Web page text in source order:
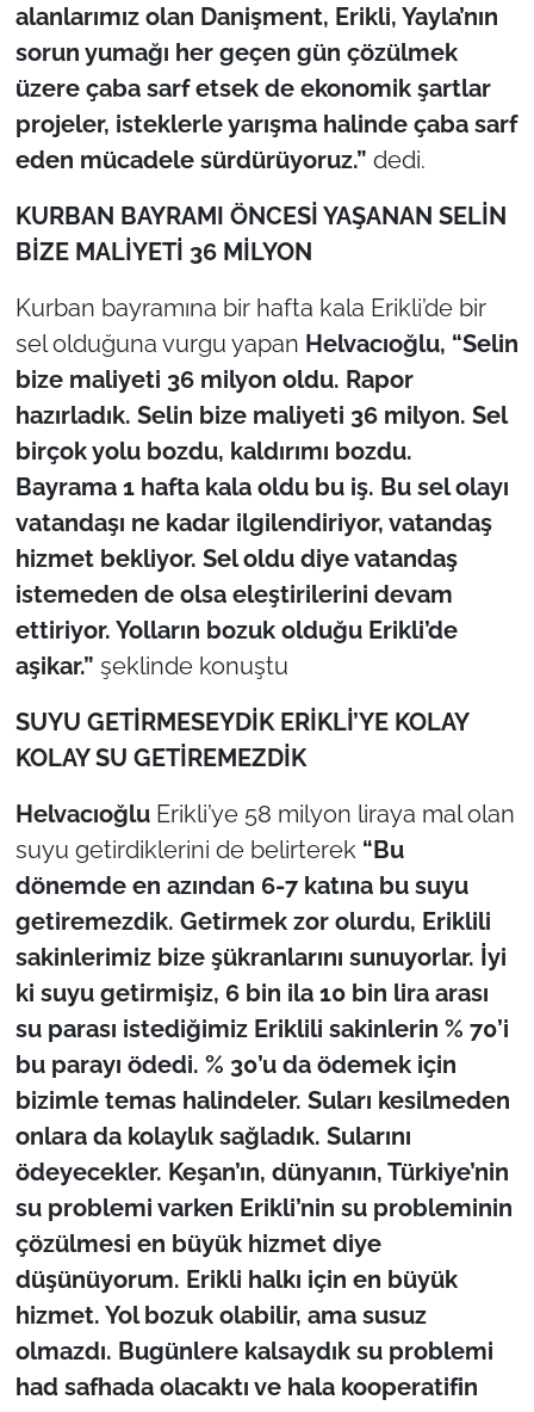
alanlarımız olan Danişment, Erikli, Yayla’nın
sorun yumağı her geçen gün çözülmek
üzere çaba sarf etsek de ekonomik şartlar
projeler, isteklerle yarışma halinde çaba sarf
eden mücadele sürdürüyoruz.” dedi.
KURBAN BAYRAMI ÖNCESİ YAŞANAN SELİN
BİZE MALİYETİ 36 MİLYON
Kurban bayramına bir hafta kala Erikli’de bir
sel olduğuna vurgu yapan Helvacıoğlu, “Selin
bize maliyeti 36 milyon oldu. Rapor
hazırladık. Selin bize maliyeti 36 milyon. Sel
birçok yolu bozdu, kaldırımı bozdu.
Bayrama 1 hafta kala oldu bu iş. Bu sel olayı
vatandaşı ne kadar ilgilendiriyor, vatandaş
hizmet bekliyor. Sel oldu diye vatandaş
istemeden de olsa eleştirilerini devam
ettiriyor. Yolların bozuk olduğu Erikli’de
aşikar.” şeklinde konuştu
SUYU GETİRMESEYDİK ERİKLİ’YE KOLAY
KOLAY SU GETİREMEZDİK
HelvacıoğluErikli’ye 58 milyon liraya mal olan
suyu getirdiklerini de belirterek “Bu
dönemde en azından 6-7 katına bu suyu
getiremezdik. Getirmek zor olurdu, Eriklili
sakinlerimiz bize şükranlarını sunuyorlar. İyi
ki suyu getirmişiz, 6 bin ila 10 bin lira arası
su parası istediğimiz Eriklili sakinlerin % 70’i
bu parayı ödedi. % 30’u da ödemek için
bizimle temas halindeler. Suları kesilmeden
onlara da kolaylık sağladık. Sularını
ödeyecekler. Keşan’ın, dünyanın, Türkiye’nin
su problemi varken Erikli’nin su probleminin
çözülmesi en büyük hizmet diye
düşünüyorum. Erikli halkı için en büyük
hizmet. Yol bozuk olabilir, ama susuz
olmazdı. Bugünlere kalsaydık su problemi
had safhada olacaktı ve hala kooperatifin
Finans
Genel-A